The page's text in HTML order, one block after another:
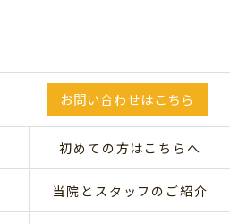
お問い合わせはこちら
初めての方はこちらへ
当院とスタッフのご紹介